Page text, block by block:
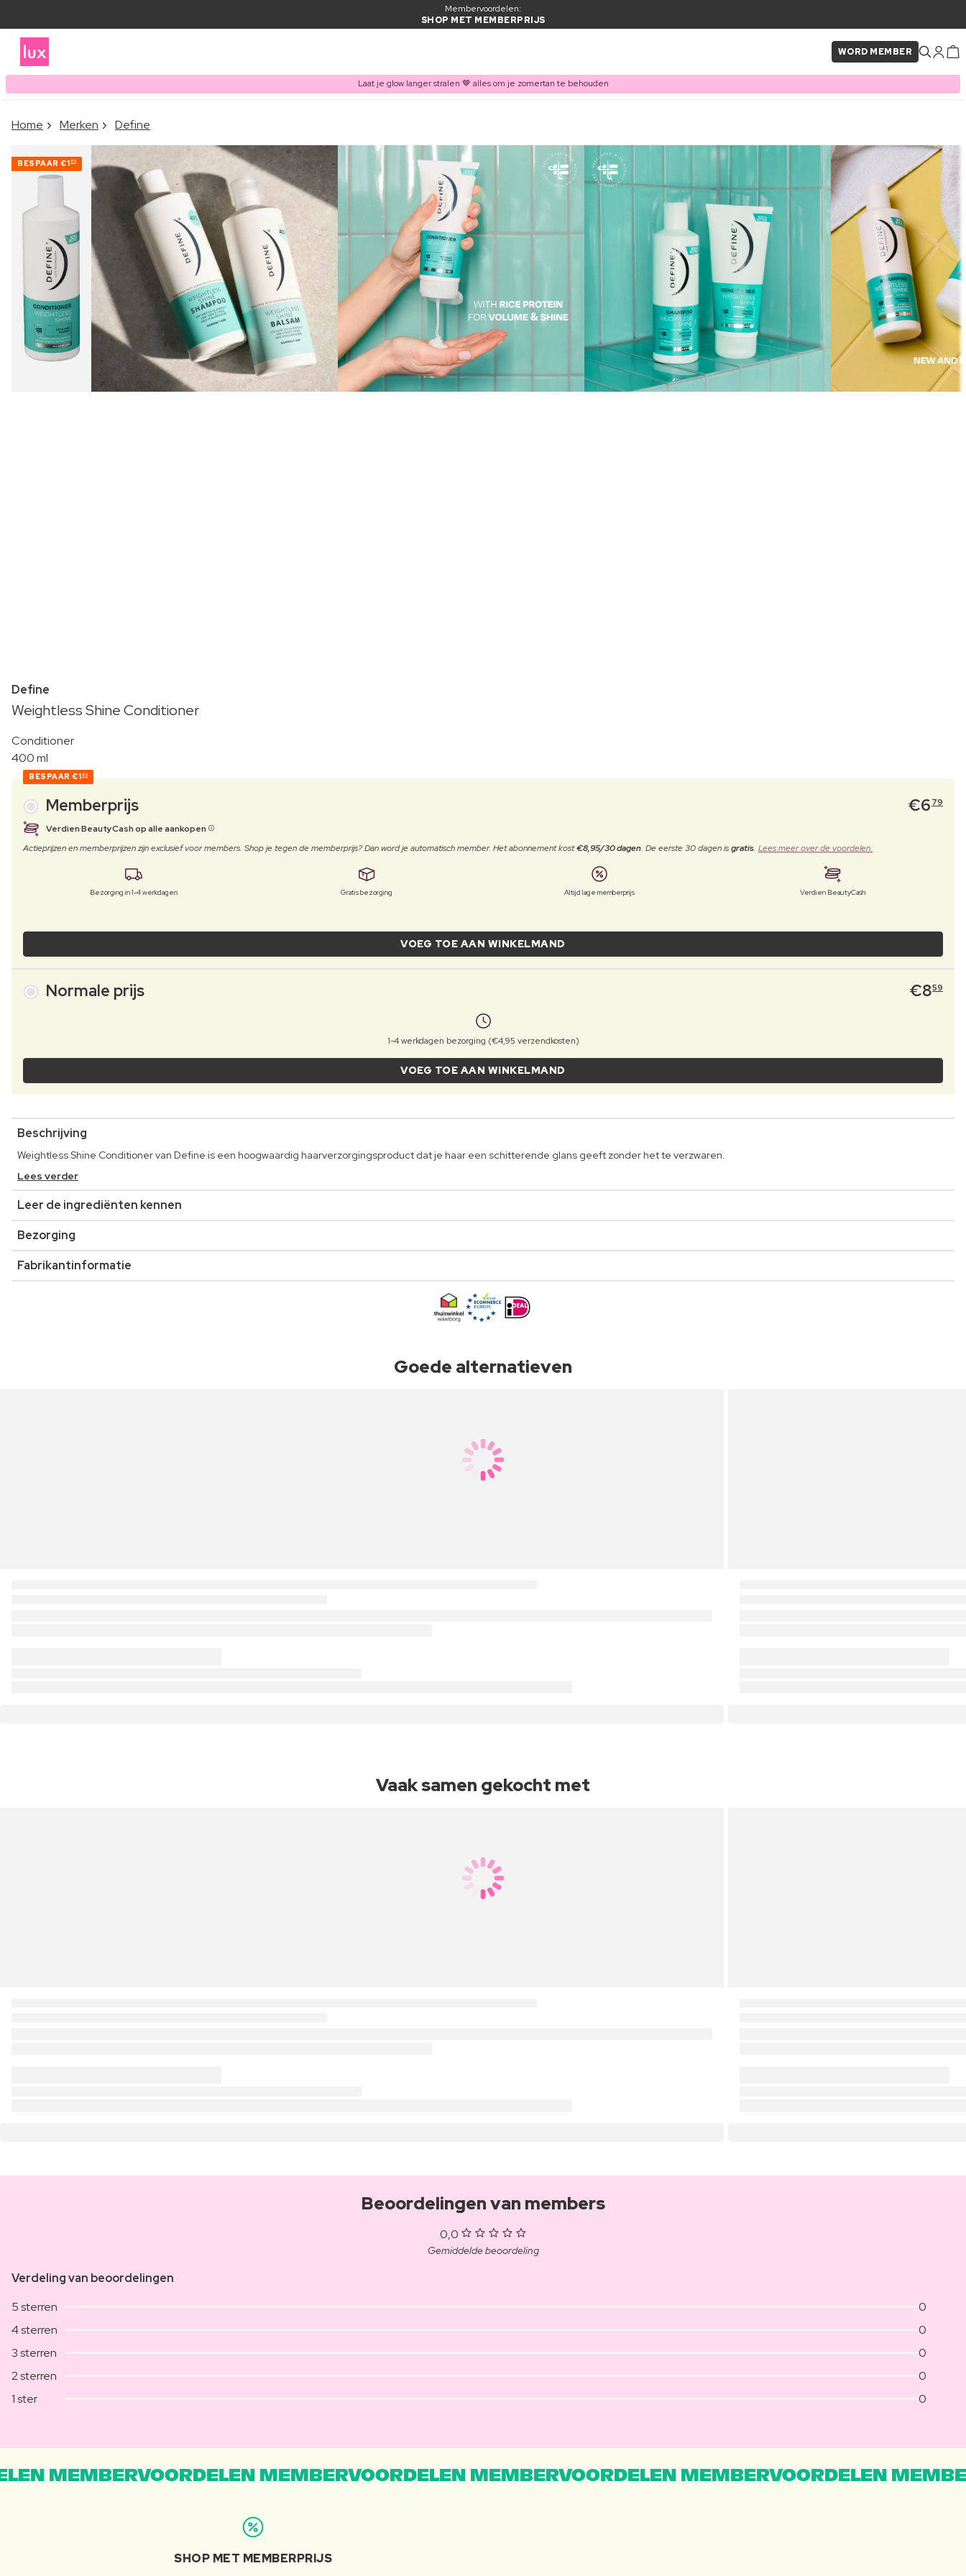
Membervoordelen:
SHOP MET MEMBERPRIJS
WORD MEMBER
Laat je glow langer stralen 🤎 alles om je zomertan te behouden
Home Merken Define
BESPAAR €1 80
Define
Weightless Shine Conditioner
Conditioner
400 ml
BESPAAR €1 80
Memberprijs €6 79
Verdien BeautyCash op alle aankopen
Actieprijzen en memberprijzen zijn exclusief voor members. Shop je tegen de memberprijs? Dan word je automatisch member. Het abonnement kost€8,95/30 dagen. De eerste 30 dagen isgratis. Lees meer over de voordelen.
Bezorging in 1-4 werkdagen Gratis bezorging Altijd lage memberprijs Verdien BeautyCash
VOEG TOE AAN WINKELMAND
Normale prijs €859
1-4 werkdagen bezorging (€4,95 verzendkosten)
VOEG TOE AAN WINKELMAND
Beschrijving
Weightless Shine Conditioner van Define is een hoogwaardig haarverzorgingsproduct dat je haar een schitterende glans geeft zonder het te verzwaren.
Lees verder
Leer de ingrediënten kennen
Bezorging
Fabrikantinformatie
Goede alternatieven
Vaak samen gekocht met
Beoordelingen van members
0,0
Gemiddelde beoordeling
Verdeling van beoordelingen
5 sterren
0
4 sterren
0
3 sterren
0
2 sterren
0
1 ster
0
MEMBERVOORDELEN MEMBERVOORDELEN MEMBERVOORDELEN MEMBERVOORDELEN
SHOP MET MEMBERPRIJS